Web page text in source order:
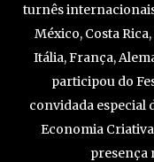
turnês
México, Costa
Itália, França,
participou do
convidada especial
Economia
presença